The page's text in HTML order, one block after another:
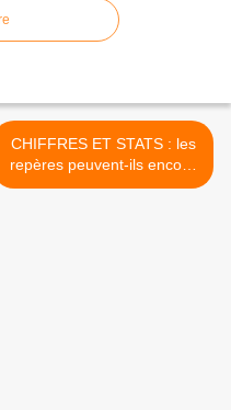
CHIFFRES ET STATS : les
repères peuvent-ils encore
servir utilement à piloter